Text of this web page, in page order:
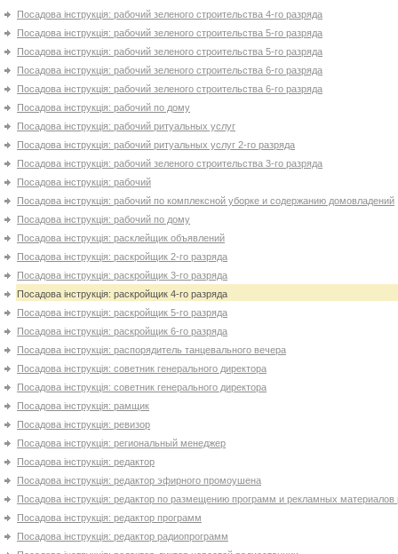
Посадова інструкція: рабочий зеленого строительства 4-го разряда
Посадова інструкція: рабочий зеленого строительства 5-го разряда
Посадова інструкція: рабочий зеленого строительства 5-го разряда
Посадова інструкція: рабочий зеленого строительства 6-го разряда
Посадова інструкція: рабочий зеленого строительства 6-го разряда
Посадова інструкція: рабочий по дому
Посадова інструкція: рабочий ритуальных услуг
Посадова інструкція: рабочий ритуальных услуг 2-го разряда
Посадова інструкція: рабочий зеленого строительства 3-го разряда
Посадова інструкція: рабочий
Посадова інструкція: рабочий по комплексной уборке и содержанию домовладений
Посадова інструкція: рабочий по дому
Посадова інструкція: расклейщик объявлений
Посадова інструкція: раскройщик 2-го разряда
Посадова інструкція: раскройщик 3-го разряда
Посадова інструкція: раскройщик 4-го разряда
Посадова інструкція: раскройщик 5-го разряда
Посадова інструкція: раскройщик 6-го разряда
Посадова інструкція: распорядитель танцевального вечера
Посадова інструкція: советник генерального директора
Посадова інструкція: советник генерального директора
Посадова інструкція: рамщик
Посадова інструкція: ревизор
Посадова інструкція: региональный менеджер
Посадова інструкція: редактор
Посадова інструкція: редактор эфирного промоушена
Посадова інструкція: редактор по размещению программ и рекламных материалов
Посадова інструкція: редактор программ
Посадова інструкція: редактор радиопрограмм